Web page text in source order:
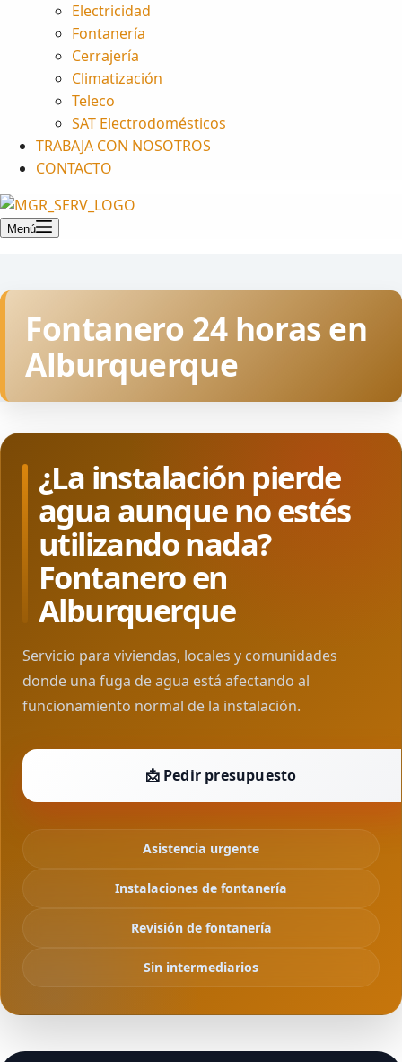
Electricidad
Fontanería
Cerrajería
Climatización
Teleco
SAT Electrodomésticos
TRABAJA CON NOSOTROS
CONTACTO
Menú
Fontanero 24 horas en
Alburquerque
¿La instalación pierde
agua aunque no estés
utilizando nada?
Fontanero en
Alburquerque
Servicio para viviendas, locales y comunidades
donde una fuga de agua está afectando al
funcionamiento normal de la instalación.
📩 Pedir presupuesto
Asistencia urgente
Instalaciones de fontanería
Revisión de fontanería
Sin intermediarios